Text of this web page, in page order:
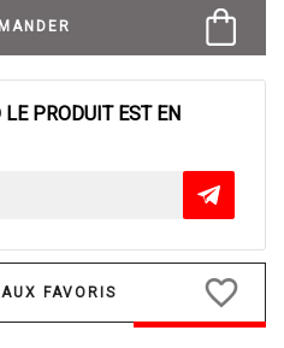
PRODUIT EST EN
favorite_border